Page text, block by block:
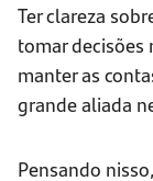
Ter clareza
tomar decisões
manter as
grande aliada
Pensando